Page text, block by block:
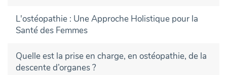
L'ostéopathie : Une Approche Holistique pour la
Santé des Femmes
Quelle est la prise en charge, en ostéopathie, de la
descente d’organes ?